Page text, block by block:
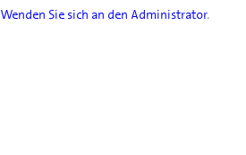
Wenden Sie sich an den Administrator.